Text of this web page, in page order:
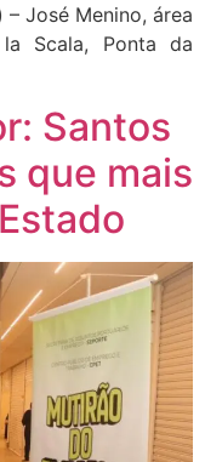
– José Menino, área
Scala, Ponta da
Santos
que mais